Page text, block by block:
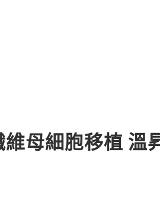
母細胞移植 溫